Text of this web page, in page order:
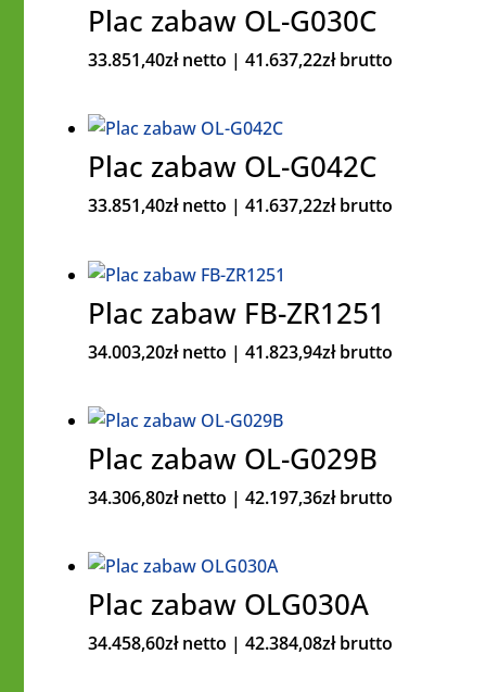
Plac zabaw OL-G030C
33.851,40zł netto | 41.637,22złbrutto
Plac zabaw OL-G042C
33.851,40zł netto | 41.637,22złbrutto
Plac zabaw FB-ZR1251
34.003,20zł netto | 41.823,94złbrutto
Plac zabaw OL-G029B
34.306,80zł netto | 42.197,36złbrutto
Plac zabaw OLG030A
34.458,60zł netto | 42.384,08złbrutto